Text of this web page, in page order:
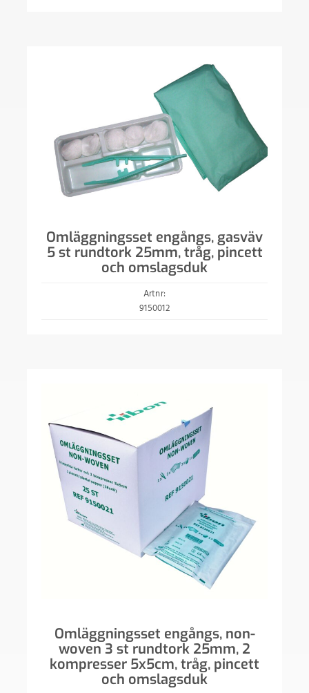
Omläggningsset engångs, gasväv
5 st rundtork 25mm, tråg, pincett
och omslagsduk
Artnr:
9150012
Omläggningsset engångs, non-
woven 3 st rundtork 25mm, 2
kompresser 5x5cm, tråg, pincett
och omslagsduk